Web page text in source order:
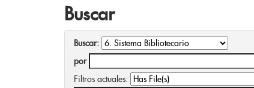
Buscar
Buscar:
por
Filtros actuales: